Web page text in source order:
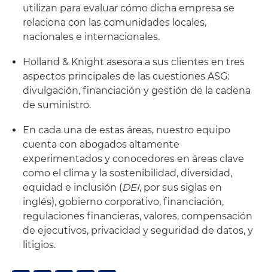
utilizan para evaluar cómo dicha empresa se
relaciona con las comunidades locales,
nacionales e internacionales.
Holland & Knight asesora a sus clientes en tres
aspectos principales de las cuestiones ASG:
divulgación, financiación y gestión de la cadena
de suministro.
En cada una de estas áreas, nuestro equipo
cuenta con abogados altamente
experimentados y conocedores en áreas clave
como el clima y la sostenibilidad, diversidad,
equidad e inclusión (DEI, por sus siglas en
inglés), gobierno corporativo, financiación,
regulaciones financieras, valores, compensación
de ejecutivos, privacidad y seguridad de datos, y
litigios.